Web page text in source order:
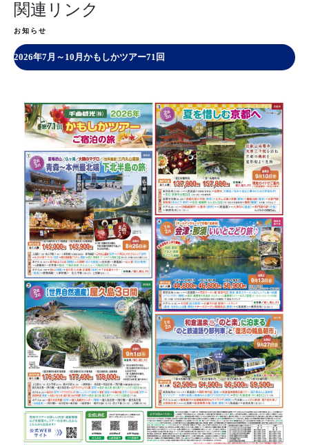
関連リンク
お知らせ
2026年7月～10月かもしかツアー71回